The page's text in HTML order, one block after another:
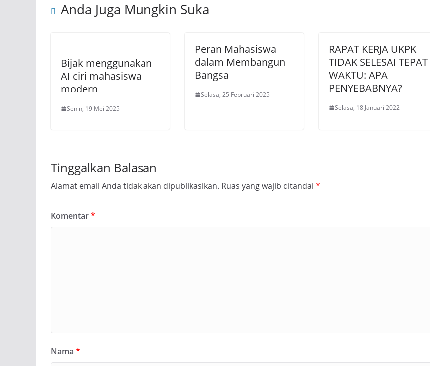
Anda Juga Mungkin Suka
Bijak menggunakan
AI ciri mahasiswa
modern
Senin, 19 Mei 2025
Peran Mahasiswa
dalam Membangun
Bangsa
Selasa, 25 Februari 2025
RAPAT KERJA UKPK
TIDAK SELESAI TEPAT
WAKTU: APA
PENYEBABNYA?
Selasa, 18 Januari 2022
Tinggalkan Balasan
Alamat email Anda tidak akan dipublikasikan. Ruas yang wajib ditandai *
Komentar*
Nama *